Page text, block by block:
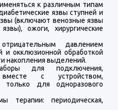
к различным типам
язвы ступней и
(включают венозные язвы
ожоги, хирургические
давлением
и окклюзионной обработкой
накопления выделений.
для подключения,
вместе с устройством,
только для одноразового
терапии: периодическая,